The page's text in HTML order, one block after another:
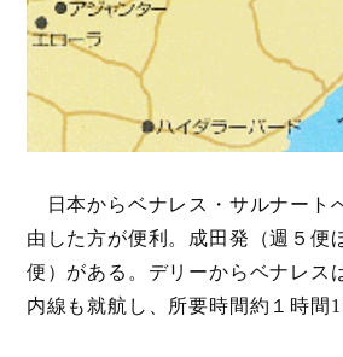
日本からベナレス・サルナート
由した方が便利。成田発（週５便
便）がある。デリーからベナレス
内線も就航し、所要時間約１時間